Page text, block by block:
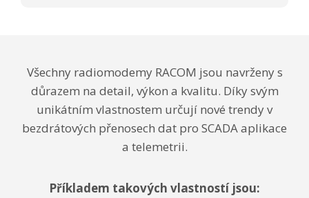
Všechny radiomodemy RACOM jsou navrženy s
důrazem na detail, výkon a kvalitu. Díky svým
unikátním vlastnostem určují nové trendy v
bezdrátových přenosech dat pro SCADA aplikace
a telemetrii.
Příkladem takových vlastností jsou: